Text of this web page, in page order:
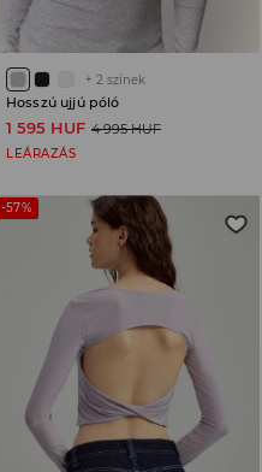
+ 2 színek
Hosszú ujjú póló
1 595 HUF 4 995 HUF
LEÁRAZÁS
-57%